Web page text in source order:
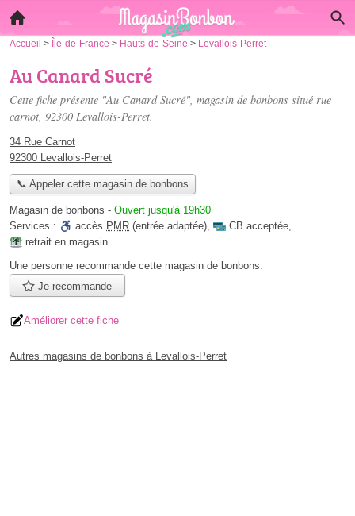
Accueil > Île-de-France > Hauts-de-Seine > Levallois-Perret
Au Canard Sucré
Cette fiche présente "Au Canard Sucré", magasin de bonbons situé rue
carnot, 92300 Levallois-Perret.
34 Rue Carnot
92300 Levallois-Perret
📞 Appeler cette magasin de bonbons
Magasin de bonbons - Ouvert jusqu'à 19h30
Services :
accès PMR (entrée adaptée), CB acceptée,
retrait en magasin
Une personne recommande cette magasin de bonbons.
Je recommande
Améliorer cette fiche
Autres magasins de bonbons à Levallois-Perret